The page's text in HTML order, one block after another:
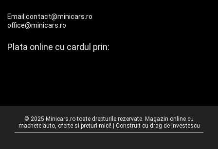
Email:contact@minicars.ro
office@minicars.ro
Plata online cu cardul prin:
© 2025 Minicars.ro toate drepturile rezervate. Magazin online cu
machete auto, oferte si preturi mici! | Construit cu drag de Investescu